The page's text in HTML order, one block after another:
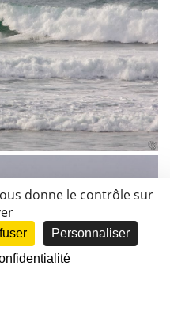
donne le contrôle sur
Personnaliser